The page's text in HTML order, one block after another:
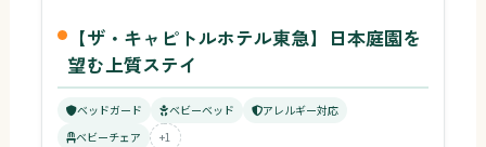
【ザ・キャピトルホテル東急】日本庭園を
望む上質ステイ
ベッドガード ベビーベッド
アレルギー対応
ベビーチェア
+1